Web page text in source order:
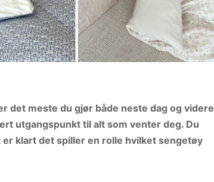
det meste du gjør både neste dag og videre
utgangspunkt til alt som venter deg. Du
klart det spiller en rolle hvilket sengetøy